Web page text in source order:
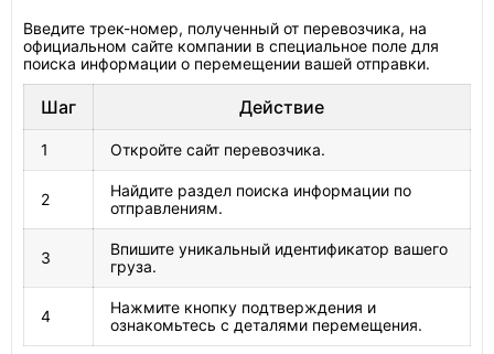
Введите трек-номер, полученный от перевозчика, на
официальном сайте компании в специальное поле для
поиска информации о перемещении вашей отправки.
Шаг Действие
1 Откройте сайт перевозчика.
2
Найдите раздел поиска информации по
отправлениям.
3
Впишите уникальный идентификатор вашего
груза.
4
Нажмите кнопку подтверждения и
ознакомьтесь с деталями перемещения.